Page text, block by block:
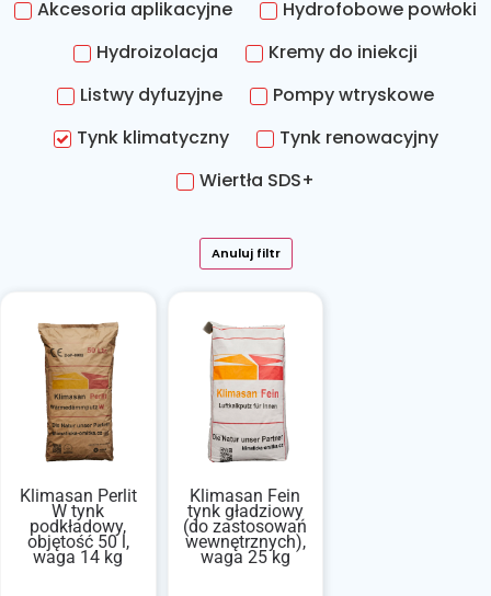
Akcesoria aplikacyjne
Hydrofobowe powłoki
Hydroizolacja
Kremy do iniekcji
Listwy dyfuzyjne
Pompy wtryskowe
Tynk klimatyczny
Tynk renowacyjny
Wiertła SDS+
Anuluj filtr
Klimasan Perlit
W tynk
podkładowy,
objętość 50 l,
waga 14 kg
Klimasan Fein
tynk gładziowy
(do zastosowań
wewnętrznych),
waga 25 kg